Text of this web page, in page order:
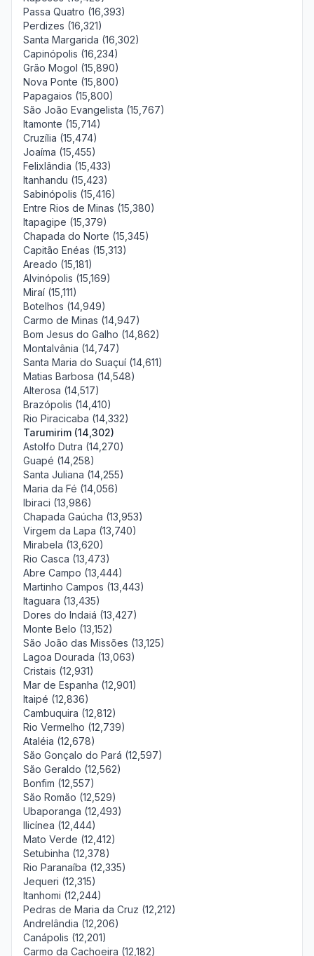
Passa Quatro (16,393)
Perdizes (16,321)
Santa Margarida (16,302)
Capinópolis (16,234)
Grão Mogol (15,890)
Nova Ponte (15,800)
Papagaios (15,800)
São João Evangelista (15,767)
Itamonte (15,714)
Cruzília (15,474)
Joaíma (15,455)
Felixlândia (15,433)
Itanhandu (15,423)
Sabinópolis (15,416)
Entre Rios de Minas (15,380)
Itapagipe (15,379)
Chapada do Norte (15,345)
Capitão Enéas (15,313)
Areado (15,181)
Alvinópolis (15,169)
Miraí (15,111)
Botelhos (14,949)
Carmo de Minas (14,947)
Bom Jesus do Galho (14,862)
Montalvânia (14,747)
Santa Maria do Suaçuí (14,611)
Matias Barbosa (14,548)
Alterosa (14,517)
Brazópolis (14,410)
Rio Piracicaba (14,332)
Tarumirim (14,302)
Astolfo Dutra (14,270)
Guapé (14,258)
Santa Juliana (14,255)
Maria da Fé (14,056)
Ibiraci (13,986)
Chapada Gaúcha (13,953)
Virgem da Lapa (13,740)
Mirabela (13,620)
Rio Casca (13,473)
Abre Campo (13,444)
Martinho Campos (13,443)
Itaguara (13,435)
Dores do Indaiá (13,427)
Monte Belo (13,152)
São João das Missões (13,125)
Lagoa Dourada (13,063)
Cristais (12,931)
Mar de Espanha (12,901)
Itaipé (12,836)
Cambuquira (12,812)
Rio Vermelho (12,739)
Ataléia (12,678)
São Gonçalo do Pará (12,597)
São Geraldo (12,562)
Bonfim (12,557)
São Romão (12,529)
Ubaporanga (12,493)
Ilicínea (12,444)
Mato Verde (12,412)
Setubinha (12,378)
Rio Paranaíba (12,335)
Jequeri (12,315)
Itanhomi (12,244)
Pedras de Maria da Cruz (12,212)
Andrelândia (12,206)
Canápolis (12,201)
Carmo da Cachoeira (12,182)